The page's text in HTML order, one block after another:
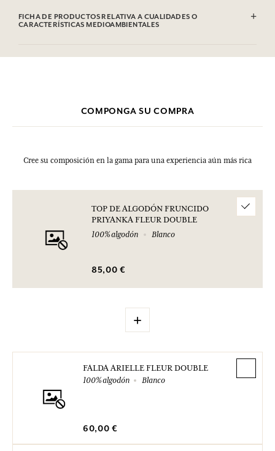
FICHA DE PRODUCTOS RELATIVA A CUALIDADES O
CARACTERÍSTICAS MEDIOAMBIENTALES
COMPONGA SU COMPRA
Cree su composición en la gama para una experiencia aún más rica
TOP DE ALGODÓN FRUNCIDO
PRIYANKA FLEUR DOUBLE
100% algodón
Blanco
85,00 €
+
FALDA ARIELLE FLEUR DOUBLE
100% algodón
Blanco
60,00 €